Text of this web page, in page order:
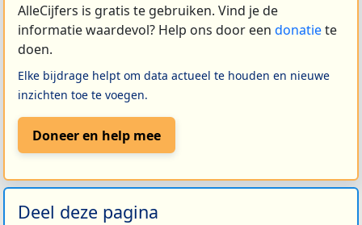
AlleCijfers is gratis te gebruiken. Vind je de
informatie waardevol? Help ons door een donatiete
doen.
Elke bijdrage helpt om data actueel te houden en nieuwe
inzichten toe te voegen.
Doneer en help mee
Deel deze pagina